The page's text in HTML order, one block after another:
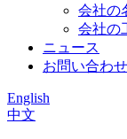
会社の
会社の
ニュース
お問い合わせ
English
中文